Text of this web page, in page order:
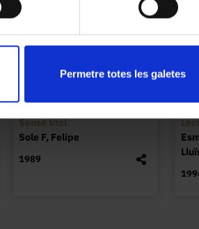
Permetre totes les galetes
Sense títol
Sole F, Felipe
1989